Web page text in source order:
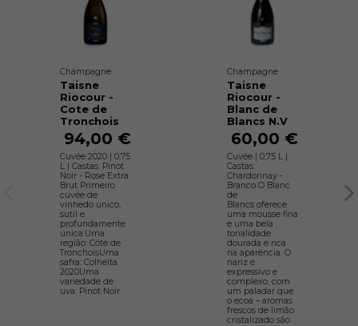
Champagne
Taisne
Riocour -
Cote de
Tronchois
94,00 €
Cuvée 2020 | 0,75
L | Castas: Pinot
Noir - Rose Extra
Brut Primeiro
cuvée de
vinhedo único,
sutil e
profundamente
única:Uma
região: Côte de
TronchoisUma
safra: Colheita
2020Uma
variedade de
uva: Pinot Noir
Champagne
Taisne
Riocour -
Blanc de
Blancs N.V
60,00 €
Cuvée | 0,75 L |
Castas:
Chardonnay -
Branco O Blanc
de
Blancs oferece
uma mousse fina
e uma bela
tonalidade
dourada e rica
na aparência. O
nariz é
expressivo e
complexo, com
um paladar que
o ecoa – aromas
frescos de limão
cristalizado são